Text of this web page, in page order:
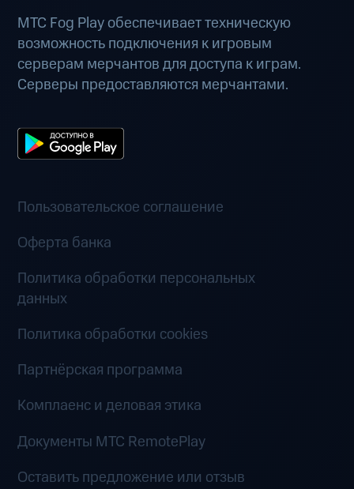
МТС Fog Play обеспечивает техническую
возможность подключения к игровым
серверам мерчантов для доступа к играм.
Серверы предоставляются мерчантами.
Пользовательское соглашение
Оферта банка
Политика обработки персональных
данных
Политика обработки cookies
Партнёрская программа
Комплаенс и деловая этика
Документы MTC RemotePlay
Оставить предложение или отзыв